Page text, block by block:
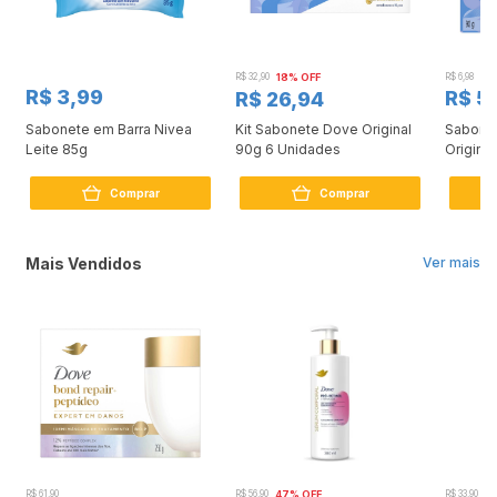
R$ 3,99
Sabonete em Barra Nivea
Leite 85g
Comprar
R$ 32,90 18% OFF
R$ 26,94
Kit Sabonete Dove Original
90g 6 Unidades
Comprar
R$ 6,98
R$
Ver mais
Mais Vendidos
R$ 61,90 R$ 56,90 47% OFF R$ 33,90